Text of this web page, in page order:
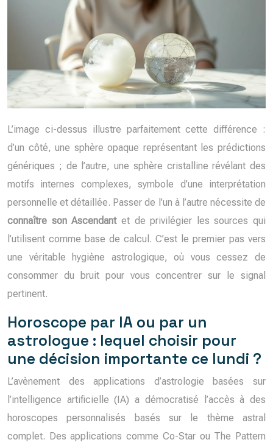
L’image ci-dessus illustre parfaitement cette différence :
d’un côté, une sphère opaque représentant les prédictions
génériques ; de l’autre, une sphère cristalline révélant des
motifs internes complexes, symbole d’une interprétation
personnelle et détaillée. Passer de l’un à l’autre nécessite de
connaître son Ascendantet de privilégier les sources qui
l’utilisent comme base de calcul. C’est le premier pas vers
une véritable hygiène astrologique, où vous cessez de
consommer du bruit pour vous concentrer sur le signal
pertinent.
Horoscope par IA ou par un
astrologue : lequel choisir pour
une décision importante ce lundi ?
L’avènement des applications d’astrologie basées sur
l’intelligence artificielle (IA) a démocratisé l’accès à des
horoscopes personnalisés basés sur le thème astral
complet. Des applications comme Co-Star ou The Pattern